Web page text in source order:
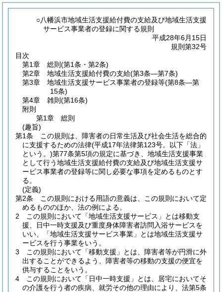
○八幡浜市地域生活支援給付費の支給及び地域生活支援
サービス事業者の登録に関する規則
平成28年6月15日
規則第32号
目次
第1章
総則 (第1条・第2条)
第2章
地域生活支援給付費の支給(第3条―第7条)
第3章
地域生活支援サービス事業者の登録等(第8条―第
15条)
第4章
雑則 (第16条)
附則
第1章
総則
(趣旨)
第1条
この規則は、障害者の日常生活及び社会生活を総合的
に支援するための法律(平成17年法律第123号。以下「法」
という。)第77条第5項の規定に基づき、地域生活支援事業
として行う地域生活支援給付費の支給及び地域生活支援サ
ービス事業者の登録等に関し必要な事項を定めるものとす
る。
(定義)
第2条
この規則における用語の意義は、この規則において定
めるもののほか、法の例による。
2
この規則において「地域生活支援サービス」とは移動支
援、日中一時支援及び重度身体障害者訪問入浴サービスを
いい、「地域生活支援サービス事業」とは地域生活支援サ
ービスを行う事業をいう。
3
この規則において「移動支援」とは、障害者等が円滑に外
出することができるよう、障害者等の移動の支援の便宜を
供与することをいう。
4
この規則において「日中一時支援」とは、居宅においてそ
の介護を行う者の疾病、就労その他の理由により、法第5条